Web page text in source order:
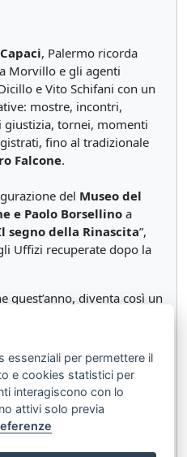
, Palermo ricorda
Morvillo e gli agenti
e Vito Schifani con un
mostre, incontri,
giustizia, tornei, momenti
fino al tradizionale
Falcone.
del Museo del
e Paolo Borsellinoa
segno della Rinascita”,
Uffizi recuperate dopo la
quest’anno, diventa così un
e della responsabilità
memoria e l'imperativo di
essenziali per permettere il
e cookies statistici per
interagiscono con lo
attivi solo previa